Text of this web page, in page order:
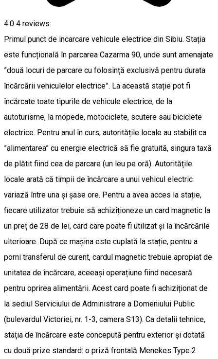
4.0 4 reviews
Primul punct de incarcare vehicule electrice din Sibiu. Stația
este funcțională în parcarea Cazarma 90, unde sunt amenajate
”două locuri de parcare cu folosință exclusivă pentru durata
încărcării vehiculelor electrice”. La această stație pot fi
încărcate toate tipurile de vehicule electrice, de la
autoturisme, la mopede, motociclete, scutere sau biciclete
electrice. Pentru anul în curs, autoritățile locale au stabilit ca
”alimentarea” cu energie electrică să fie gratuită, singura taxă
de plătit fiind cea de parcare (un leu pe oră). Autoritățile
locale arată că timpii de încărcare a unui vehicul electric
variază între una și șase ore. Pentru a avea acces la stație,
fiecare utilizator trebuie să achiziționeze un card magnetic la
un preț de 28 de lei, card care poate fi utilizat și la încărcările
ulterioare. După ce mașina este cuplată la stație, pentru a
porni transferul de curent, cardul magnetic trebuie apropiat de
unitatea de încărcare, aceeași operațiune fiind necesară
pentru oprirea alimentării. Acest card poate fi achiziționat de
la sediul Serviciului de Administrare a Domeniului Public
(bulevardul Victoriei, nr. 1-3, camera S13). Ca detalii tehnice,
stația de încărcare este concepută pentru exterior și dotată
cu două prize standard: o priză frontală Menekes Type 2